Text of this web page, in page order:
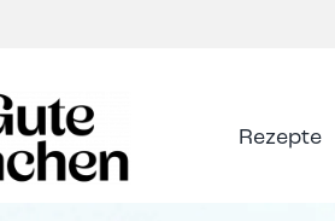
Rezepte